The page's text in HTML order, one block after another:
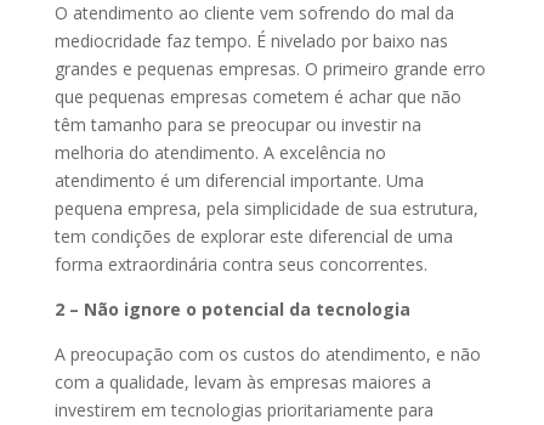
O atendimento ao cliente vem sofrendo do mal da
mediocridade faz tempo. É nivelado por baixo nas
grandes e pequenas empresas. O primeiro grande erro
que pequenas empresas cometem é achar que não
têm tamanho para se preocupar ou investir na
melhoria do atendimento. A excelência no
atendimento é um diferencial importante. Uma
pequena empresa, pela simplicidade de sua estrutura,
tem condições de explorar este diferencial de uma
forma extraordinária contra seus concorrentes.
2 – Não ignore o potencial da tecnologia
A preocupação com os custos do atendimento, e não
com a qualidade, levam às empresas maiores a
investirem em tecnologias prioritariamente para